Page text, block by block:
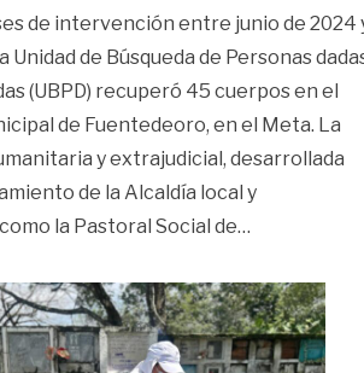
de intervención entre junio de 2024
Unidad de Búsqueda de Personas
(UBPD) recuperó 45 cuerpos en el
de Fuentedeoro, en el Meta. La
y extrajudicial, desarrollada
de la Alcaldía local y
la Pastoral Social de…